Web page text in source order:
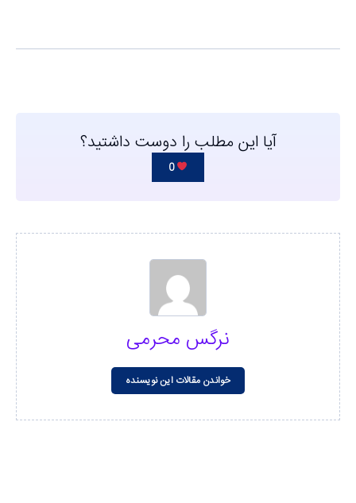
آیا این مطلب را دوست داشتید؟
0
نرگس محرمی
خواندن مقالات این نویسنده